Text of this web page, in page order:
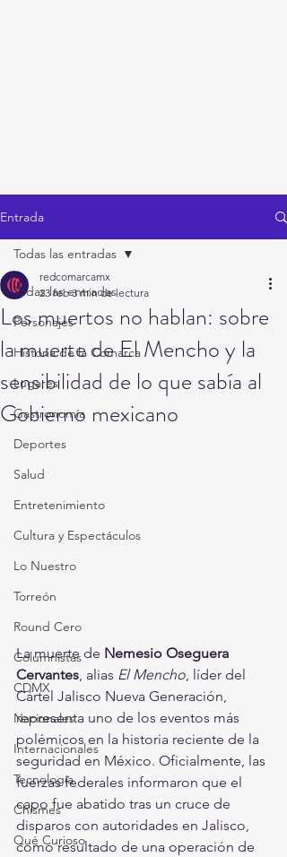
Entrada
Todas las entradas
Personajes
Historia de la Comarca
Lugares
Gastronomía
Deportes
Salud
Entretenimiento
Cultura y Espectáculos
Lo Nuestro
Torreón
Round Cero
Columnistas
CDMX
Nacionales
Internacionales
Tecnología
Chismes
Qué Curioso
Todas las entradas
Los muertos no hablan: sobre
la muerte de El Mencho y la
sensibilidad de lo que sabía al
Gobierno mexicano
redcomarcamx
23 feb 3 min de lectura
La muerte de Nemesio Oseguera
Cervantes, alias El Mencho, líder del
Cártel Jalisco Nueva Generación,
representa uno de los eventos más
polémicos en la historia reciente de la
seguridad en México. Oficialmente, las
fuerzas federales informaron que el
capo fue abatido tras un cruce de
disparos con autoridades en Jalisco,
como resultado de una operación de